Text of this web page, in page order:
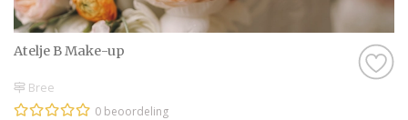
Atelje B Make-up
Bree
0 beoordeling